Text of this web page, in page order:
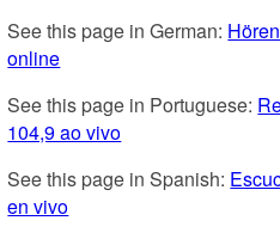
See this page in German:
online
See this page in Portuguese:
104,9 ao vivo
See this page in Spanish:
en vivo